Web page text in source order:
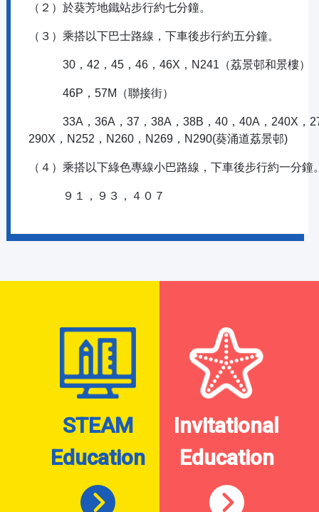
（２）於葵芳地鐵站步行約七分鐘。
（３）乘搭以下巴士路線，下車後步行約五分鐘。
30，42，45，46，46X，N241（荔景邨和景樓）
46P，57M（聯接街）
33A，36A，37，38A，38B，40，40A，240X，
290X，N252，N260，N269，N290(葵涌道荔景邨)
（４）乘搭以下綠色專線小巴路線，下車後步行約一分鐘
９１，９３，４０７
STEAM
Education
Invitational
Education